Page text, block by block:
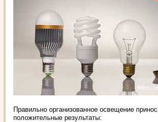
Правильно организованное освещение
положительные результаты: